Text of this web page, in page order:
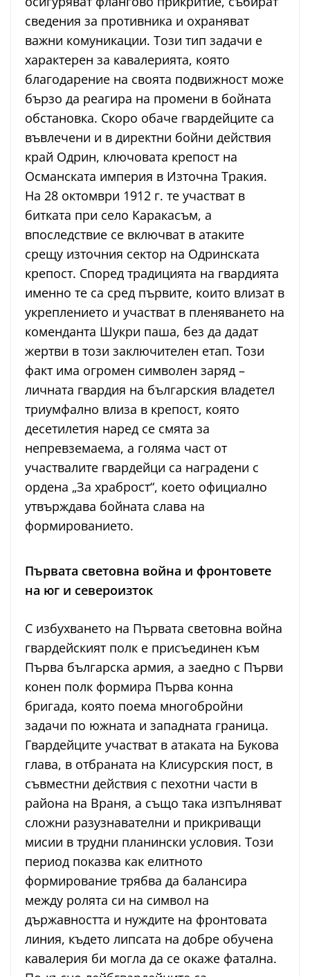
сведения за противника и охраняват
важни комуникации. Този тип задачи е
характерен за кавалерията, която
благодарение на своята подвижност може
бързо да реагира на промени в бойната
обстановка. Скоро обаче гвардейците са
въвлечени и в директни бойни действия
край Одрин, ключовата крепост на
Османската империя в Източна Тракия.
На 28 октомври 1912 г. те участват в
битката при село Каракасъм, а
впоследствие се включват в атаките
срещу източния сектор на Одринската
крепост. Според традицията на гвардията
именно те са сред първите, които влизат в
укреплението и участват в пленяването на
коменданта Шукри паша, без да дадат
жертви в този заключителен етап. Този
факт има огромен символен заряд –
личната гвардия на българския владетел
триумфално влиза в крепост, която
десетилетия наред се смята за
непревземаема, а голяма част от
участвалите гвардейци са наградени с
ордена „За храброст“, което официално
утвърждава бойната слава на
формированието.
Първата световна война и фронтовете
на юг и североизток
С избухването на Първата световна война
гвардейският полк е присъединен към
Първа българска армия, а заедно с Първи
конен полк формира Първа конна
бригада, която поема многобройни
задачи по южната и западната граница.
Гвардейците участват в атаката на Букова
глава, в отбраната на Клисурския пост, в
съвместни действия с пехотни части в
района на Враня, а също така изпълняват
сложни разузнавателни и прикриващи
мисии в трудни планински условия. Този
период показва как елитното
формирование трябва да балансира
между ролята си на символ на
държавността и нуждите на фронтовата
линия, където липсата на добре обучена
кавалерия би могла да се окаже фатална.